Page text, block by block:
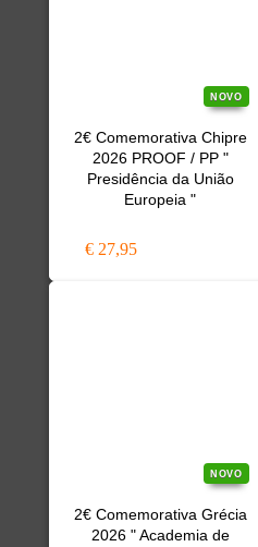
NOVO
2€ Comemorativa Chipre
2026 PROOF / PP "
Presidência da União
Europeia "
€ 27,95
NOVO
2€ Comemorativa Grécia
2026 " Academia de